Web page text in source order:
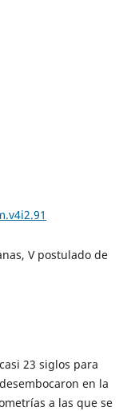
V postulado de
23 siglos para
en la
a las que se